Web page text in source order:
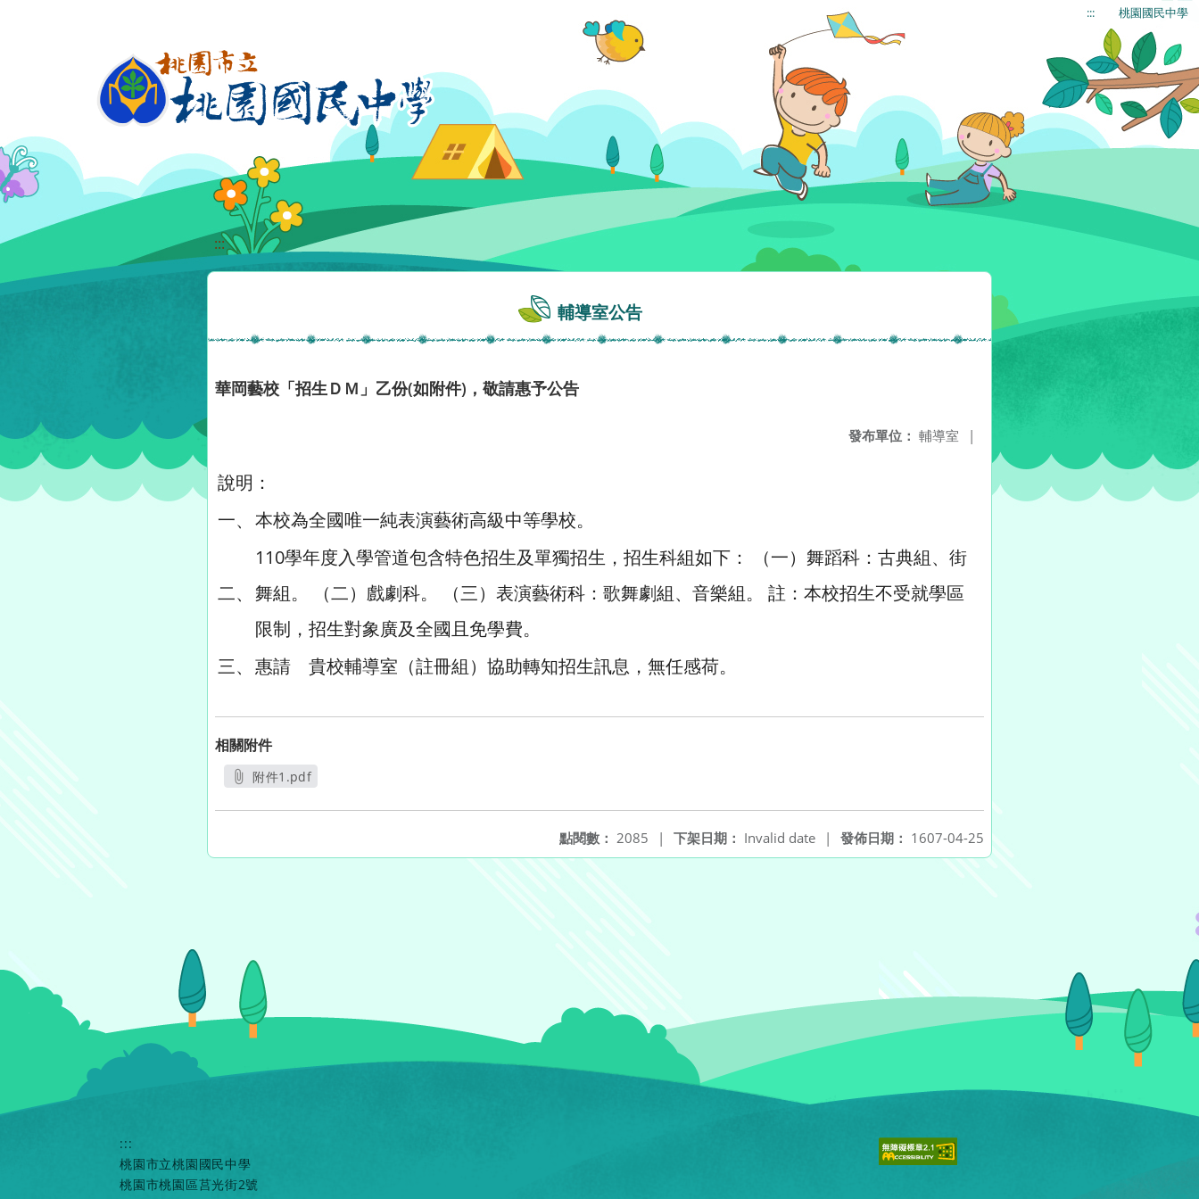
::: 桃園國民中學
:::
輔導室公告
華岡藝校「招生ＤＭ」乙份(如附件)，敬請惠予公告
發布單位： 輔導室 |
說明：
一、 本校為全國唯一純表演藝術高級中等學校。
二、
110學年度入學管道包含特色招生及單獨招生，招生科組如下： （一）舞蹈科：古典組、街
舞組。 （二）戲劇科。 （三）表演藝術科：歌舞劇組、音樂組。 註：本校招生不受就學區
限制，招生對象廣及全國且免學費。
三、 惠請 貴校輔導室（註冊組）協助轉知招生訊息，無任感荷。
相關附件
附件1.pdf
發佈日期： 1607-04-25
下架日期： Invalid date |
點閱數： 2085 |
:::
桃園市立桃園國民中學
桃園市桃園區莒光街2號